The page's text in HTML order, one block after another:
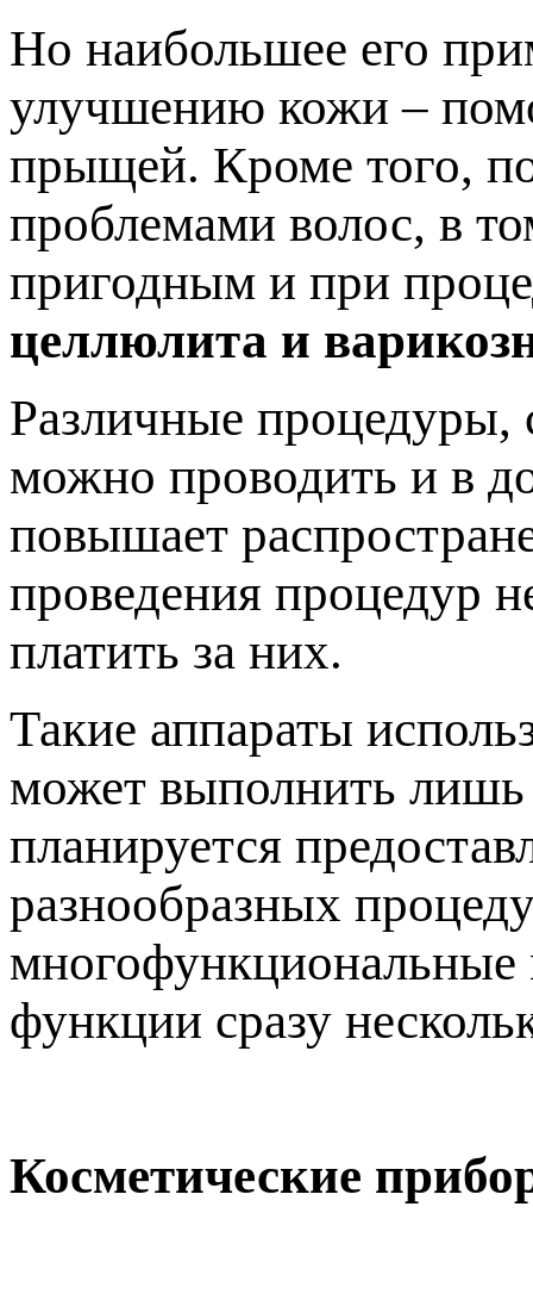
Но наибольшее его
улучшению кожи –
прыщей. Кроме того,
проблемами волос, в
пригодным и при
целлюлита и
Различные процедуры,
можно проводить и в
повышает
проведения процедур
платить за них.
Такие аппараты
может выполнить
планируется
разнообразных
многофункциональные
функции сразу
Косметические